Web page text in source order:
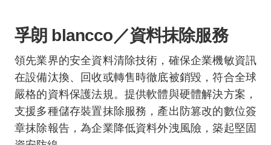
孚朗 blancco／資料抹除服務
領先業界的安全資料清除技術，確保企業機敏資訊
在設備汰換、回收或轉售時徹底被銷毀，符合全球
嚴格的資料保護法規。提供軟體與硬體解決方案，
支援多種儲存裝置抹除服務，產出防篡改的數位簽
章抹除報告，為企業降低資料外洩風險，築起堅固